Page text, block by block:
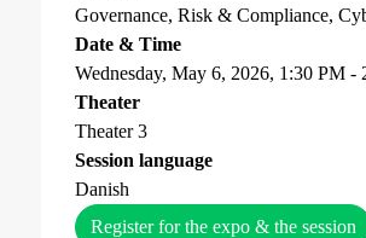
Governance, Risk & Compliance,
Date & Time
Wednesday, May 6, 2026, 1:30 PM -
Theater
Theater 3
Session language
Danish
Register for the expo & the session